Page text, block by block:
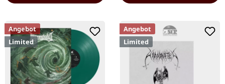
Angebot
Limited
Angebot
Limited